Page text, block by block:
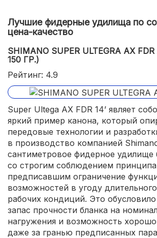
Лучшие фидерные удилища по
цена-качество
SHIMANO SUPER ULTEGRA AX
150 ГР.)
Рейтинг: 4.9
Super Ultega AX FDR 14’ являет
яркий пример канона, который
передовые технологии и
в производство компанией
сантиметровое фидерное удилище
со строгим соблюдением
предписавшим ограничение
возможностей в угоду
рабочих кондиций. Это обусловило
запас прочности бланка на
нагружения и возможность хорошо
даже за гранью предписанных